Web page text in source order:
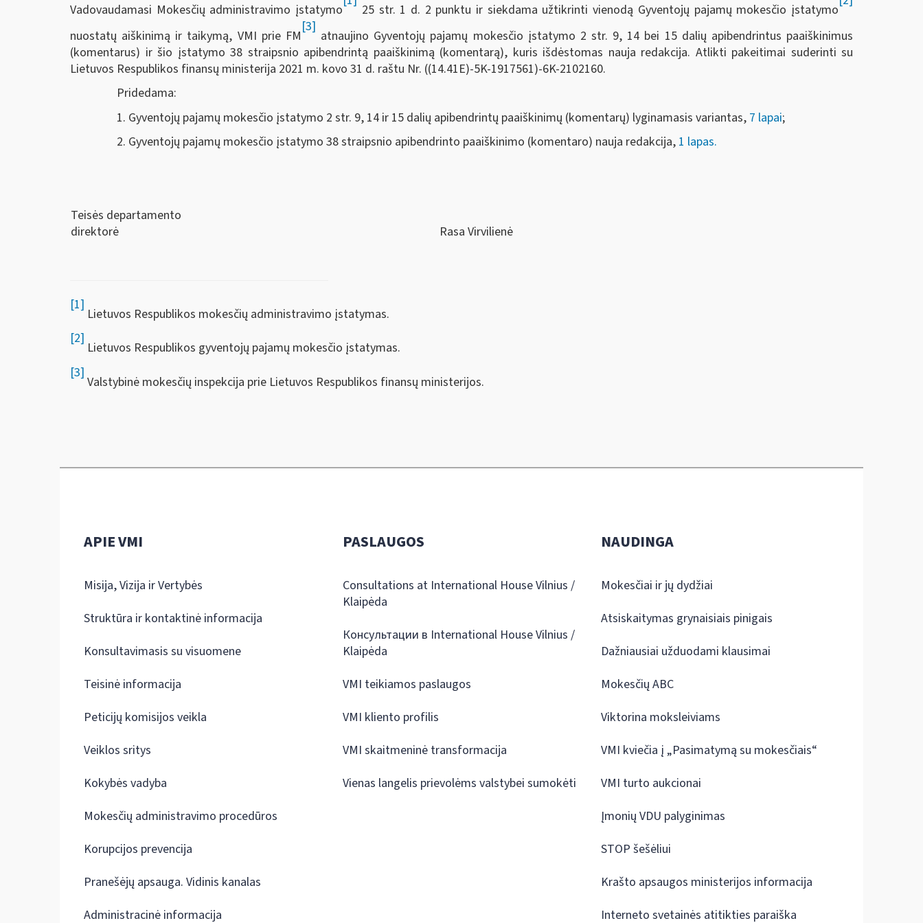
Vadovaudamasi Mokesčių administravimo įstatymo 25 str. 1 d. 2 punktu ir siekdama užtikrinti vienodą Gyventojų pajamų mokesčio įstatymo
nuostatų aiškinimą ir taikymą, VMI prie FM
[3]
atnaujino Gyventojų pajamų mokesčio įstatymo 2 str. 9, 14 bei 15 dalių apibendrintus paaiškinimus
(komentarus) ir šio įstatymo 38 straipsnio apibendrintą paaiškinimą (komentarą), kuris išdėstomas nauja redakcija. Atlikti pakeitimai suderinti su
Lietuvos Respublikos finansų ministerija 2021 m. kovo 31 d. raštu Nr. ((14.41E)-5K-1917561)-6K-2102160.
Pridedama:
1. Gyventojų pajamų mokesčio įstatymo 2 str. 9, 14 ir 15 dalių apibendrintų paaiškinimų (komentarų) lyginamasis variantas, 7 lapai;
2. Gyventojų pajamų mokesčio įstatymo 38 straipsnio apibendrinto paaiškinimo (komentaro) nauja redakcija, 1 lapas.
Teisės departamento
direktorė
Rasa Virvilienė
[1]
Lietuvos Respublikos mokesčių administravimo įstatymas.
[2]
Lietuvos Respublikos gyventojų pajamų mokesčio įstatymas.
[3]
Valstybinė mokesčių inspekcija prie Lietuvos Respublikos finansų ministerijos.
APIE VMI
Misija, Vizija ir Vertybės
Struktūra ir kontaktinė informacija
Konsultavimasis su visuomene
Teisinė informacija
Peticijų komisijos veikla
Veiklos sritys
Kokybės vadyba
Mokesčių administravimo procedūros
Korupcijos prevencija
Pranešėjų apsauga. Vidinis kanalas
Administracinė informacija
PASLAUGOS
Consultations at International House Vilnius /
Klaipėda
Консультации в International House Vilnius /
Klaipėda
VMI teikiamos paslaugos
VMI kliento profilis
VMI skaitmeninė transformacija
Vienas langelis prievolėms valstybei sumokėti
NAUDINGA
Mokesčiai ir jų dydžiai
Atsiskaitymas grynaisiais pinigais
Dažniausiai užduodami klausimai
Mokesčių ABC
Viktorina moksleiviams
VMI kviečia į „Pasimatymą su mokesčiais“
VMI turto aukcionai
Įmonių VDU palyginimas
STOP šešėliui
Krašto apsaugos ministerijos informacija
Interneto svetainės atitikties paraiška